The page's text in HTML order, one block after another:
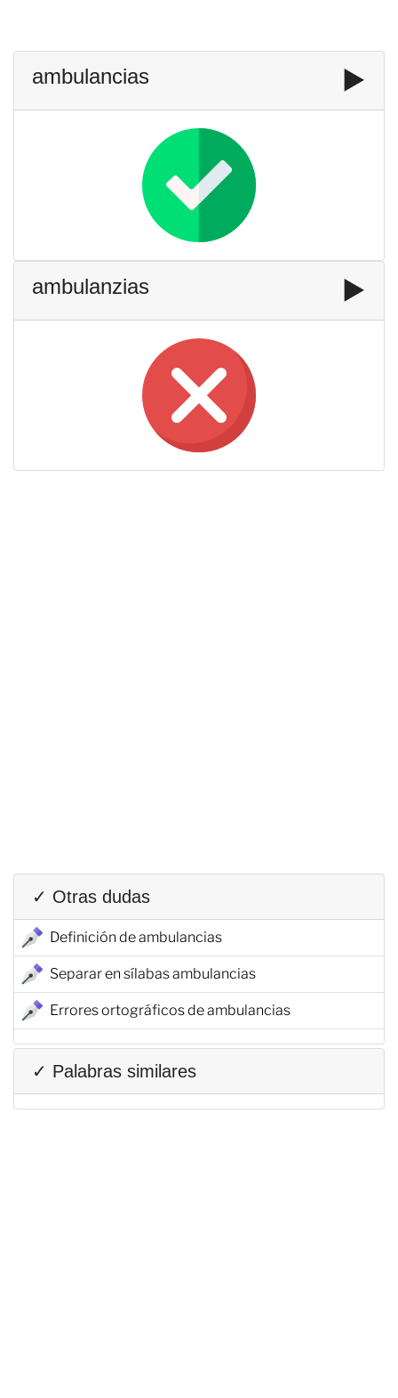
ambulancias ▶️
ambulanzias ▶️
✓ Otras dudas
Definición de ambulancias
Separar en sílabas ambulancias
Errores ortográficos de ambulancias
✓ Palabras similares